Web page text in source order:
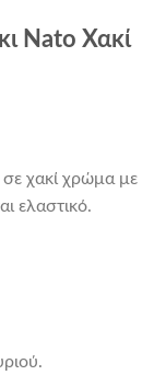
Nato Χακί
σε χακί χρώμα με
ελαστικό.